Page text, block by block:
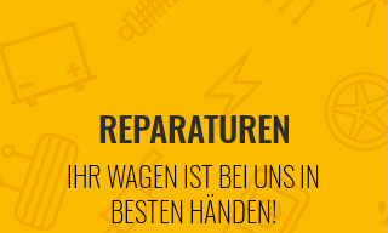
REPARATUREN
IHR WAGEN IST BEI UNS IN
BESTEN HÄNDEN!